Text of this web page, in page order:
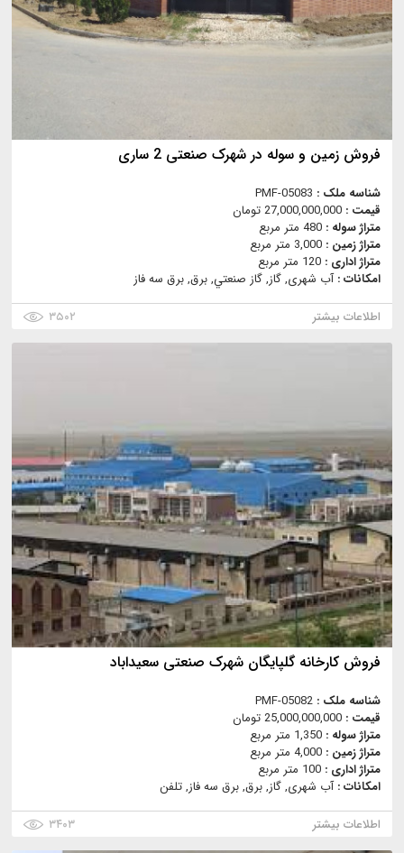
فروش زمین و سوله در شهرک صنعتی 2 ساری
شناسه ملک : PMF-05083
قیمت : 27,000,000,000 تومان
متراژ سوله : 480 متر مربع
متراژ زمین : 3,000 متر مربع
متراژ اداری : 120 متر مربع
امکانات :آب شهری, گاز, گاز صنعتي, برق, برق سه فاز
اطلاعات بیشتر
۳۵۰۲
فروش کارخانه گلپایگان شهرک صنعتی سعیداباد
شناسه ملک : PMF-05082
قیمت : 25,000,000,000 تومان
متراژ سوله : 1,350 متر مربع
متراژ زمین : 4,000 متر مربع
متراژ اداری : 100 متر مربع
امکانات :آب شهری, گاز, برق, برق سه فاز, تلفن
اطلاعات بیشتر
۳۴۰۳